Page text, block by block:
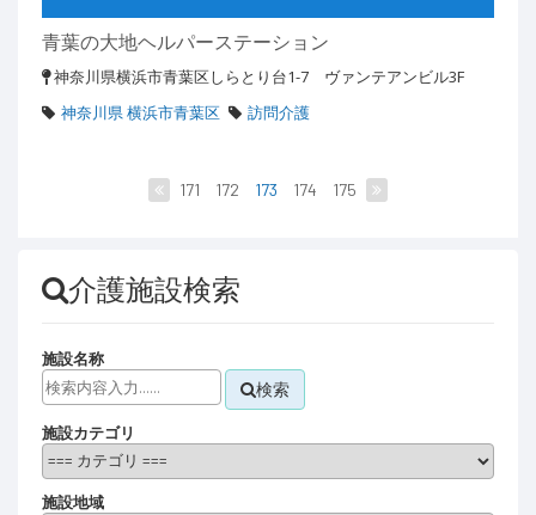
青葉の大地ヘルパーステーション
神奈川県横浜市青葉区しらとり台1-7 ヴァンテアンビル3F
神奈川県 横浜市青葉区
訪問介護
171 172 173 174 175
介護施設検索
施設名称
検索
施設カテゴリ
施設地域